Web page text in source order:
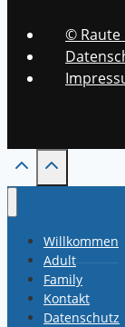
© Raute
Willkommen
Adult
Family
Kontakt
Datenschutz